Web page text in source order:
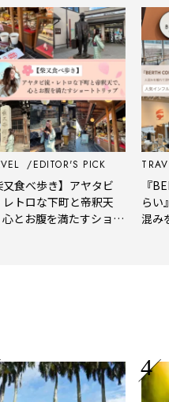
EDITOR'S PICK
又食べ歩き】アヤタビ
トロな下町と帝釈天
心とお腹を満たすショー
『
らい
混み